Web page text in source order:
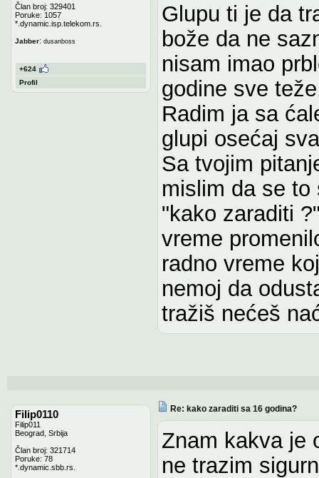
Član broj: 329401
Poruke: 1057
*.dynamic.isp.telekom.rs.
Jabber: dusanboss
+624
Profil
Glupu ti je da
bože da ne
nisam imao
godine sve
Radim ja sa
glupi osećaj
Sa tvojim
mislim da se to
"kako zaraditi
vreme
radno vreme
nemoj da
tražiš nećeš
Filip0110
Filip011
Beograd, Srbija
Član broj: 321714
Poruke: 78
*.dynamic.sbb.rs.
Re: kako zaraditi sa 16 godina?
Znam kakva je
ne trazim